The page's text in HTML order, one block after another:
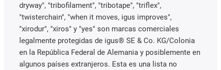
dryway", "tribofilament", "tribotape", "triflex",
"twisterchain", "when it moves, igus improves",
"xirodur", "xiros" y "yes" son marcas comerciales
legalmente protegidas de igus® SE & Co. KG/Colonia
en la República Federal de Alemania y posiblemente en
algunos países extranjeros. Esta es una lista no